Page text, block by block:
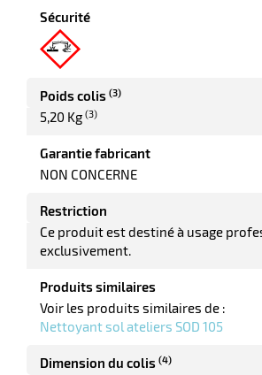
Sécurité
Poids colis (3)
5,20 Kg (3)
Garantie fabricant
NON CONCERNE
Restriction
Ce produit est destiné à usage
exclusivement.
Produits similaires
Voir les produits similaires de :
Nettoyant sol ateliers SOD 105
Dimension du colis (4)